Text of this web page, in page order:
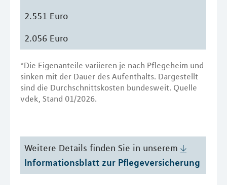
2.551 Euro
2.056 Euro
*Die Eigenanteile variieren je nach Pflegeheim und
sinken mit der Dauer des Aufenthalts. Dargestellt
sind die Durchschnittskosten bundesweit. Quelle
vdek, Stand 01/2026.
Weitere Details finden Sie in unserem
Informationsblatt zur Pflegeversicherung